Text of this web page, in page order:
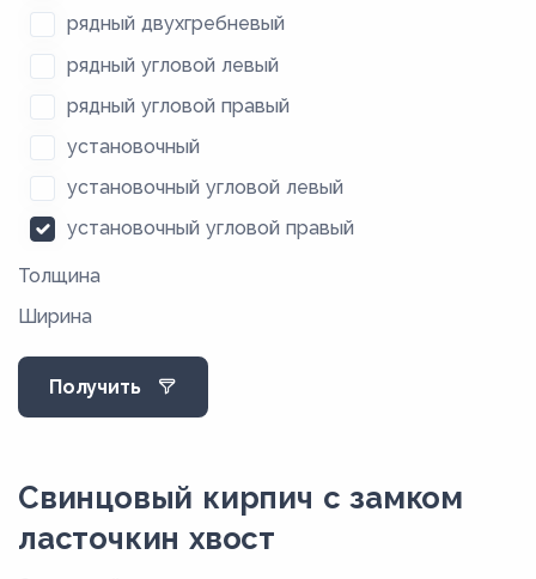
рядный двухгребневый
рядный угловой левый
рядный угловой правый
установочный
установочный угловой левый
установочный угловой правый
Толщина
Ширина
Получить
Свинцовый кирпич с замком
ласточкин хвост